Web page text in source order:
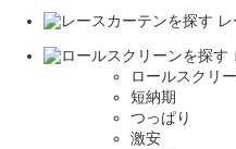
ロールスクリ
短納期
つっぱり
激安